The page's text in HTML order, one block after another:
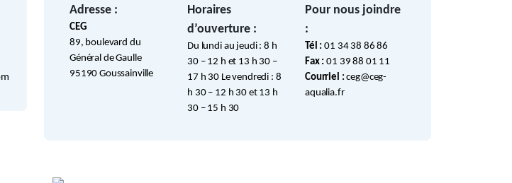
Adresse :
CEG
89, boulevard du
Général de Gaulle
95190 Goussainville
Horaires
d’ouverture :
Du lundi au jeudi : 8 h
30 – 12 h et 13 h 30 –
17 h 30 Le vendredi : 8
h 30 – 12 h 30 et 13 h
30 – 15 h 30
Pour nous joindre
:
Tél :01 34 38 86 86
Fax :01 39 88 01 11
Courriel :ceg@ceg-
aqualia.fr